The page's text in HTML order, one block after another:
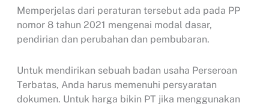
Memperjelas dari peraturan tersebut ada pada PP
nomor 8 tahun 2021 mengenai modal dasar,
pendirian dan perubahan dan pembubaran.
Untuk mendirikan sebuah badan usaha Perseroan
Terbatas, Anda harus memenuhi persyaratan
dokumen. Untuk harga bikin PT jika menggunakan